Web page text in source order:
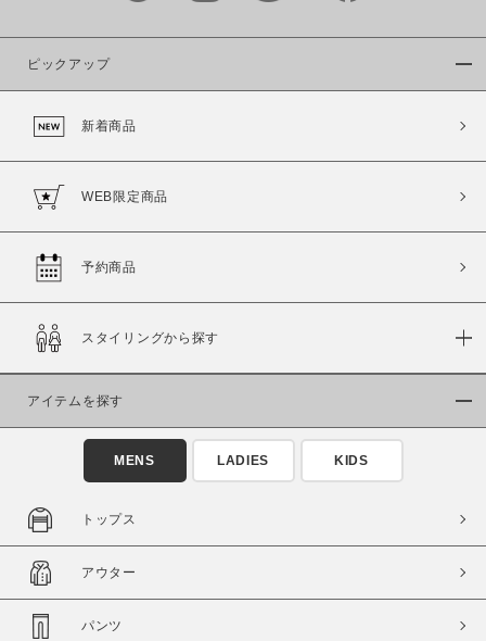
価格
商品タイプ
通常商品
在庫
在庫あり 在庫なし含む
ピックアップ
新着商品
WEB限定商品
予約商品
スタイリングから探す
アイテムを探す
MENS LADIES KIDS
トップス
アウター
パンツ